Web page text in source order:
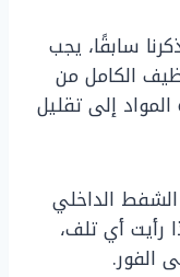
سابقًا، يجب
الكامل من
إلى تقليل
الداخلي
رأيت أي تلف،
الفور.